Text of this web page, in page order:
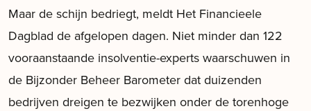
Maar de schijn bedriegt, meldt Het Financieele
Dagblad de afgelopen dagen. Niet minder dan 122
vooraanstaande insolventie-experts waarschuwen in
de Bijzonder Beheer Barometer dat duizenden
bedrijven dreigen te bezwijken onder de torenhoge